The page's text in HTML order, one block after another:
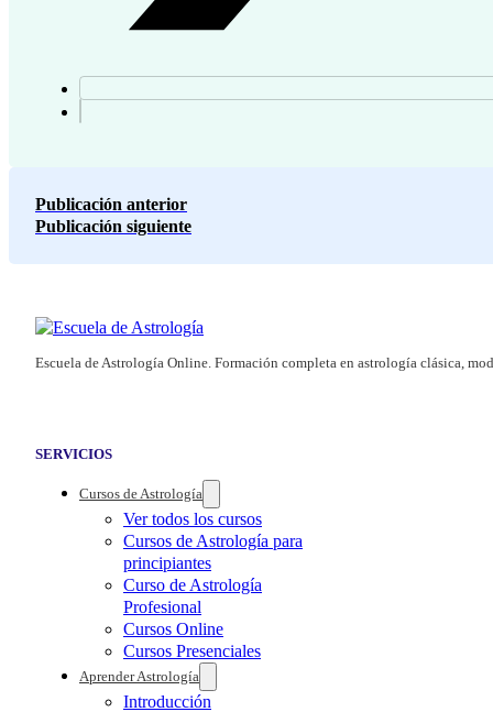
Publicación anterior
Publicación siguiente
Escuela de Astrología Online. Formación completa en astrología clásica,
SERVICIOS
Cursos de Astrología
Ver todos los cursos
Cursos de Astrología para
principiantes
Curso de Astrología
Profesional
Cursos Online
Cursos Presenciales
Aprender Astrología
Introducción